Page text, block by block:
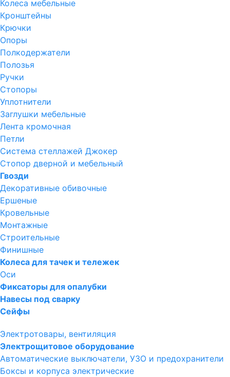
Колеса мебельные
Кронштейны
Крючки
Опоры
Полкодержатели
Полозья
Ручки
Стопоры
Уплотнители
Заглушки мебельные
Лента кромочная
Петли
Система стеллажей Джокер
Стопор дверной и мебельный
Гвозди
Декоративные обивочные
Ершеные
Кровельные
Монтажные
Строительные
Финишные
Колеса для тачек и тележек
Оси
Фиксаторы для опалубки
Навесы под сварку
Сейфы
Электротовары, вентиляция
Электрощитовое оборудование
Автоматические выключатели, УЗО и предохранители
Боксы и корпуса электрические